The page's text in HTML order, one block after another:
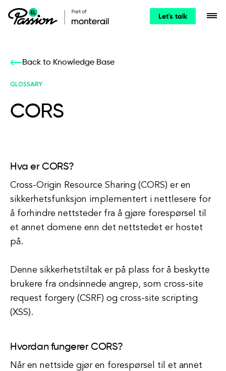
Let's talk
Back to Knowledge Base
GLOSSARY
CORS
Hva er CORS?
Cross-Origin Resource Sharing (CORS) er en
sikkerhetsfunksjon implementert i nettlesere for
å forhindre nettsteder fra å gjøre forespørsel til
et annet domene enn det nettstedet er hostet
på.
Denne sikkerhetstiltak er på plass for å beskytte
brukere fra ondsinnede angrep, som cross-site
request forgery (CSRF) og cross-site scripting
(XSS).
Hvordan fungerer CORS?
Når en nettside gjør en forespørsel til et annet